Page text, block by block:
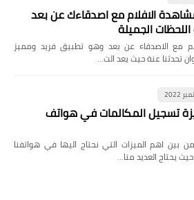
الافلام مع اصدقاءك عن بعد
الجميلة
مع الاصدقاء عن بعد وهو تطبيق فريد ومميز
عنة حيث يعد الت…
تسجيل المكالمات في هواتف
بين اهم الميزات التي نحتاج اليها في هواتفنا
يحتاج العديد منا…